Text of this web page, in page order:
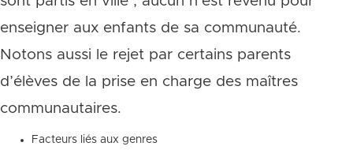
enseigner aux enfants de sa communauté.
Notons aussi le rejet par certains parents
d’élèves de la prise en charge des maîtres
communautaires.
Facteurs liés aux genres